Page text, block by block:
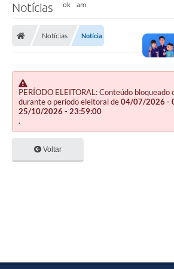
Notícias
Notícias Notícia
PERÍODO ELEITORAL: Conteúdo bloqueado
durante o período eleitoral de04/07/2026 -
25/10/2026 - 23:59:00
.
Voltar